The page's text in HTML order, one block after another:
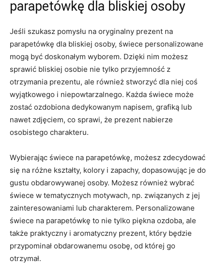
parapetówkę dla⁣ bliskiej osoby
Jeśli szukasz‌ pomysłu na oryginalny prezent​ na
parapetówkę dla bliskiej osoby,‌ świece personalizowane
mogą być‍ doskonałym ⁢wyborem. ⁢Dzięki nim możesz⁤
sprawić bliskiej osobie nie‍ tylko przyjemność z⁤
otrzymania prezentu, ale również stworzyć‍ dla niej‌ coś
wyjątkowego i niepowtarzalnego. Każda świece może⁤
zostać ozdobiona dedykowanym ⁣napisem, grafiką lub
nawet zdjęciem, co sprawi, że prezent nabierze⁢
osobistego charakteru.
Wybierając świece na parapetówkę, możesz zdecydować
się na różne kształty, kolory i zapachy, dopasowując je ⁤do
gustu obdarowywanej osoby.⁢ Możesz również wybrać⁤
świece​ w tematycznych motywach, np. ​związanych‌ z⁢ jej
zainteresowaniami lub charakterem. Personalizowane
świece na parapetówkę to⁢ nie tylko piękna ozdoba,⁤ ale
także praktyczny‍ i aromatyczny prezent,⁣ który będzie
⁢przypominał ⁢obdarowanemu osobę, od której go‍
otrzymał.